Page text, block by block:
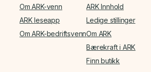
Om ARK-venn
ARK leseapp
Om ARK-bedriftsvenn
ARK Innhold
Ledige stillinger
Om ARK
Bærekraft i ARK
Finn butikk